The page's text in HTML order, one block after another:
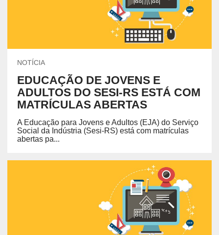
NOTÍCIA
EDUCAÇÃO DE JOVENS E
ADULTOS DO SESI-RS ESTÁ COM
MATRÍCULAS ABERTAS
A Educação para Jovens e Adultos (EJA) do Serviço
Social da Indústria (Sesi-RS) está com matrículas
abertas pa...